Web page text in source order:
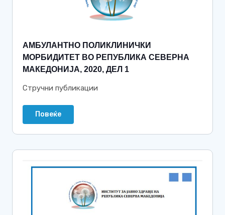
АМБУЛАНТНО ПОЛИКЛИНИЧКИ
МОРБИДИТЕТ ВО РЕПУБЛИКА СЕВЕРНА
МАКЕДОНИЈА, 2020, ДЕЛ 1
Стручни публикации
Повеќе